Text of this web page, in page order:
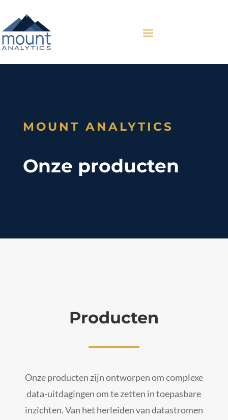
MOUNT ANALYTICS
Onze producten
Producten
Onze producten zijn ontworpen om complexe
data-uitdagingen om te zetten in toepasbare
inzichten. Van het herleiden van datastromen